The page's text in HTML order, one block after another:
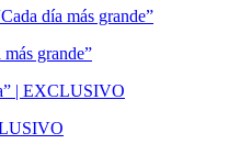
grande”